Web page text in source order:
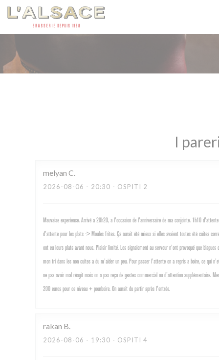
Personalizzazione delle tue scelte sui cookie
I
melyan C
2026-08-06 - 20:30 - OSPITI 2
Mauvaise experience. Arrivé a 20h20, a l'occasion de l'anniversaire de ma conjointe. 1h10
d'attente pour les plats -> Moules frites. Ça aurait été mieux si elles avaient toutes été cuites
ont eu leurs plats avant nous. Plaisir limité. Les signalement au serveur n'ont provoqué que
mon tri dans les non cuites a du m'aider un peu. Pour passer l'attente on a repris a boire, ce qui
ne pas avoir mal réagit mais on a pas reçu de gestes commercial ou d'attention supplémentaire.
200 euros pour ce niveau + pourboire. On aurait du partir après l'entrée.
rakan B
2026-08-06 - 19:30 - OSPITI 4